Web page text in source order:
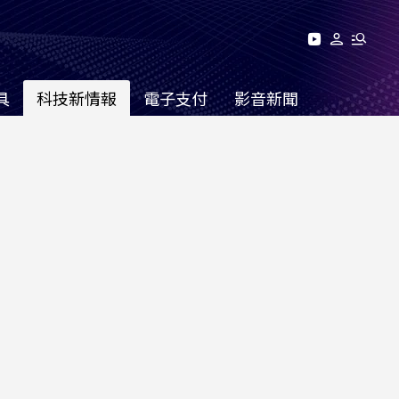
科技新情報 電子支付 影音新聞